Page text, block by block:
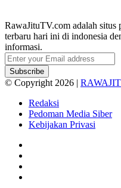
RawaJituTV.com adalah situs
terbaru hari ini di indonesia
informasi.
Enter
your
Email
address
© Copyright 2026 |
Redaksi
Pedoman Media Siber
Kebijakan Privasi